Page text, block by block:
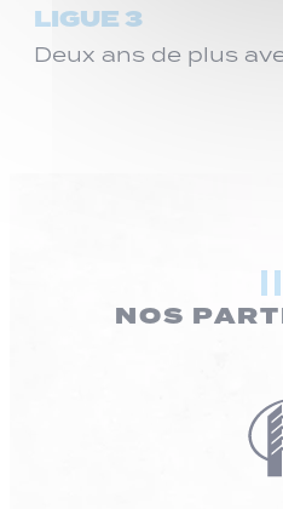
LIGUE 3
Deux ans de plus
NOS